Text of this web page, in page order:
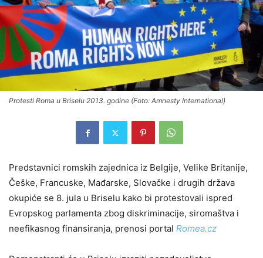
Protesti Roma u Briselu 2013. godine (Foto: Amnesty International)
Predstavnici romskih zajednica iz Belgije, Velike Britanije,
Češke, Francuske, Mađarske, Slovačke i drugih država
okupiće se 8. jula u Briselu kako bi protestovali ispred
Evropskog parlamenta zbog diskriminacije, siromaštva i
neefikasnog finansiranja, prenosi portal Romea.cz